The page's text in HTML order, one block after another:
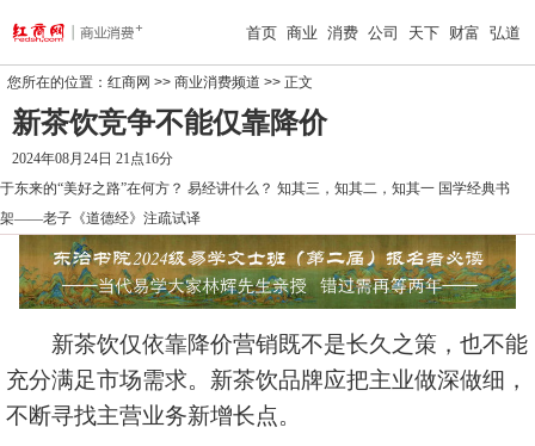
首页 商业 消费 公司 天下 财富 弘道
您所在的位置： 红商网 >> 商业消费频道 >> 正文
新茶饮竞争不能仅靠降价
2024年08月24日 21点16分
于东来的“美好之路”在何方？ 易经讲什么？ 知其三，知其二，知其一 国学经典书
架——老子《道德经》注疏试译
新茶饮仅依靠降价营销既不是长久之策，也不能
充分满足市场需求。新茶饮品牌应把主业做深做细，
不断寻找主营业务新增长点。